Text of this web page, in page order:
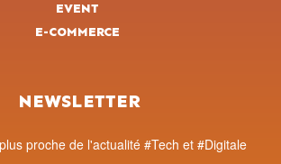
EVENT
E-COMMERCE
NEWSLETTER
proche de l'actualité #Tech et #Digitale